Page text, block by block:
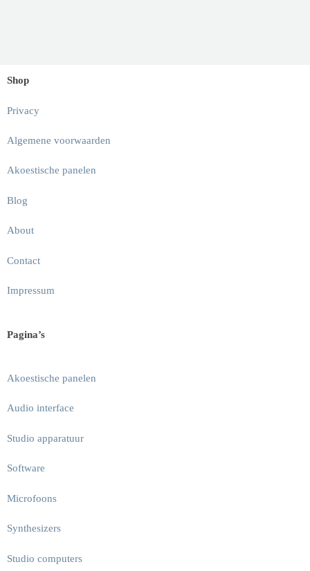
Shop
Privacy
Algemene voorwaarden
Akoestische panelen
Blog
About
Contact
Impressum
Pagina’s
Akoestische panelen
Audio interface
Studio apparatuur
Software
Microfoons
Synthesizers
Studio computers